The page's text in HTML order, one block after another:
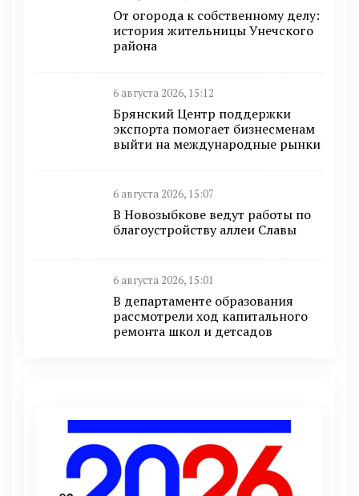
От огорода к собственному делу:
история жительницы Унечского
района
6 августа 2026, 15:12
Брянский Центр поддержки
экспорта помогает бизнесменам
выйти на международные рынки
6 августа 2026, 15:07
В Новозыбкове ведут работы по
благоустройству аллеи Славы
6 августа 2026, 15:01
В департаменте образования
рассмотрели ход капитального
ремонта школ и детсадов